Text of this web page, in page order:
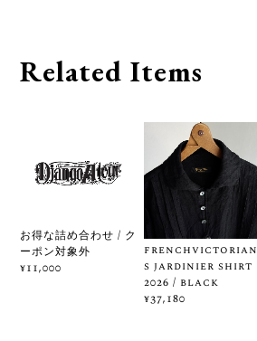
Related Items
お得な詰め合わせ / ク
ーポン対象外
¥11,000
frenchvictorian
s jardinier shirt
2026 / black
¥37,180